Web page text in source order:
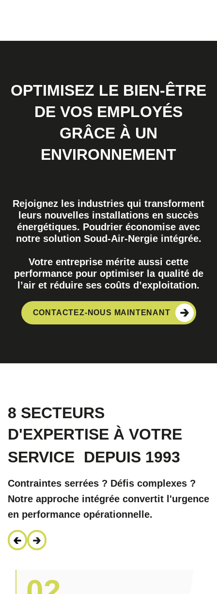
OPTIMISEZ LE BIEN-ÊTRE
DE VOS EMPLOYÉS
GRÂCE À UN
ENVIRONNEMENT
Rejoignez les industries qui transforment
leurs nouvelles installations en succès
énergétiques. Poudrier économise avec
notre solution Soud-Air-Nergie intégrée.
Votre entreprise mérite aussi cette
performance pour optimiser la qualité de
l’air et réduire ses coûts d’exploitation.
CONTACTEZ-NOUS MAINTENANT
8 SECTEURS
D'EXPERTISE À VOTRE
SERVICE
DEPUIS 1993
Contraintes serrées ? Défis complexes ?
Notre approche intégrée convertit l'urgence
en performance opérationnelle.